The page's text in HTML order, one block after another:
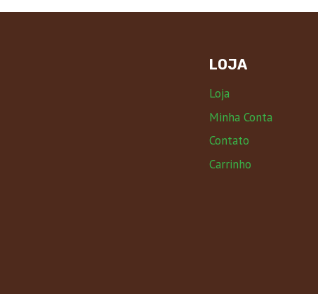
LOJA
Loja
Minha Conta
Contato
Carrinho